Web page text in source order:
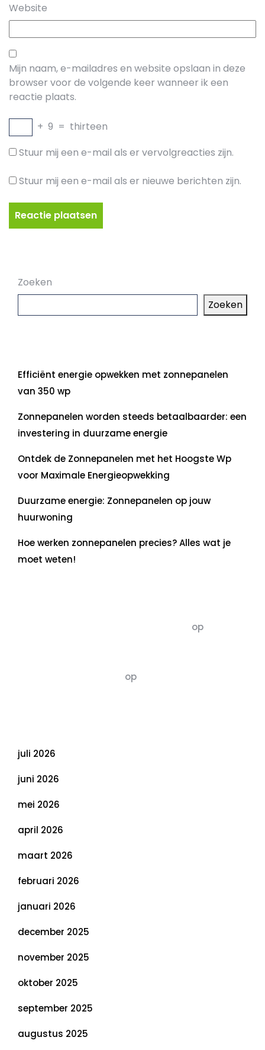
Website
Mijn naam, e-mailadres en website opslaan in deze
browser voor de volgende keer wanneer ik een
reactie plaats.
+ 9 = thirteen
Stuur mij een e-mail als er vervolgreacties zijn.
Stuur mij een e-mail als er nieuwe berichten zijn.
Zoeken
Zoeken
Efficiënt energie opwekken met zonnepanelen
van 350 wp
Zonnepanelen worden steeds betaalbaarder: een
investering in duurzame energie
Ontdek de Zonnepanelen met het Hoogste Wp
voor Maximale Energieopwekking
Duurzame energie: Zonnepanelen op jouw
huurwoning
Hoe werken zonnepanelen precies? Alles wat je
moet weten!
op
op
juli 2026
juni 2026
mei 2026
april 2026
maart 2026
februari 2026
januari 2026
december 2025
november 2025
oktober 2025
september 2025
augustus 2025